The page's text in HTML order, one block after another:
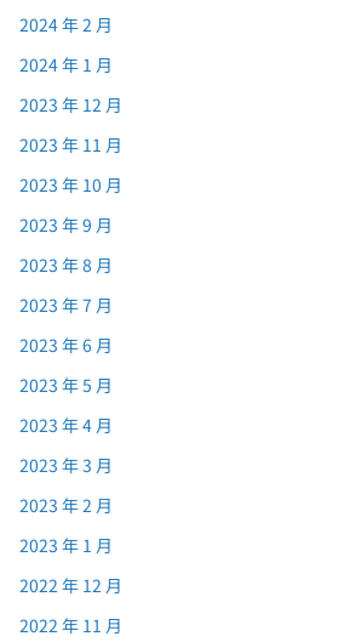
2024 年 2 月
2024 年 1 月
2023 年 12 月
2023 年 11 月
2023 年 10 月
2023 年 9 月
2023 年 8 月
2023 年 7 月
2023 年 6 月
2023 年 5 月
2023 年 4 月
2023 年 3 月
2023 年 2 月
2023 年 1 月
2022 年 12 月
2022 年 11 月